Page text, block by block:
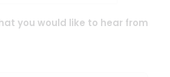
you would like to hear from